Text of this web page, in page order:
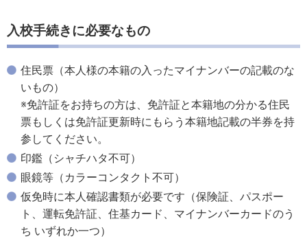
入校手続きに必要なもの
住民票（本人様の本籍の入ったマイナンバーの記載のな
いもの）
※免許証をお持ちの方は、免許証と本籍地の分かる住民
票もしくは免許証更新時にもらう本籍地記載の半券を持
参してください。
印鑑（シャチハタ不可）
眼鏡等（カラーコンタクト不可）
仮免時に本人確認書類が必要です（保険証、パスポー
ト、運転免許証、住基カード、マイナンバーカードのう
ち いずれか一つ）